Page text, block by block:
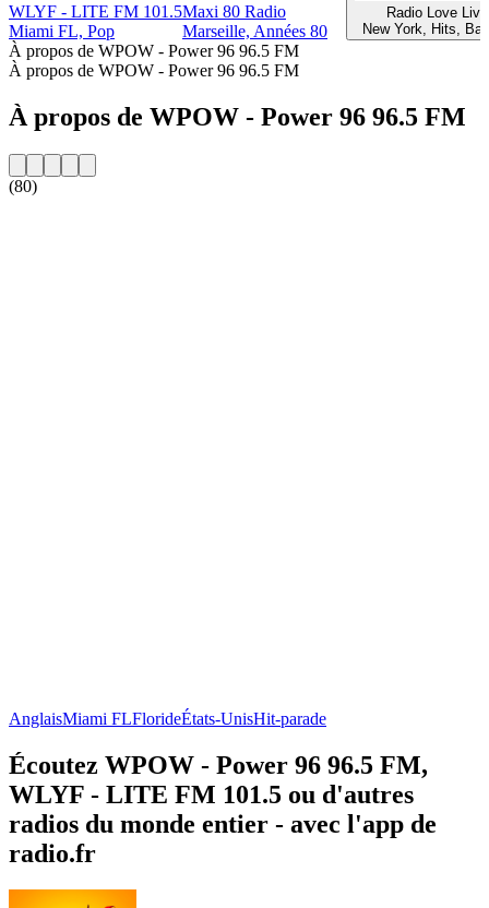
WLYF - LITE FM 101.5
Miami FL, Pop
Maxi 80 Radio
Marseille, Années 80
Radio Love Live
New York, Hits,
À propos de WPOW - Power 96 96.5 FM
À propos de WPOW - Power 96 96.5 FM
À propos de WPOW - Power 96 96.5 FM
(80)
AnglaisMiami FLFlorideÉtats-UnisHit-parade
Écoutez WPOW - Power 96 96.5 FM,
WLYF - LITE FM 101.5 ou d'autres
radios du monde entier - avec l'app de
radio.fr